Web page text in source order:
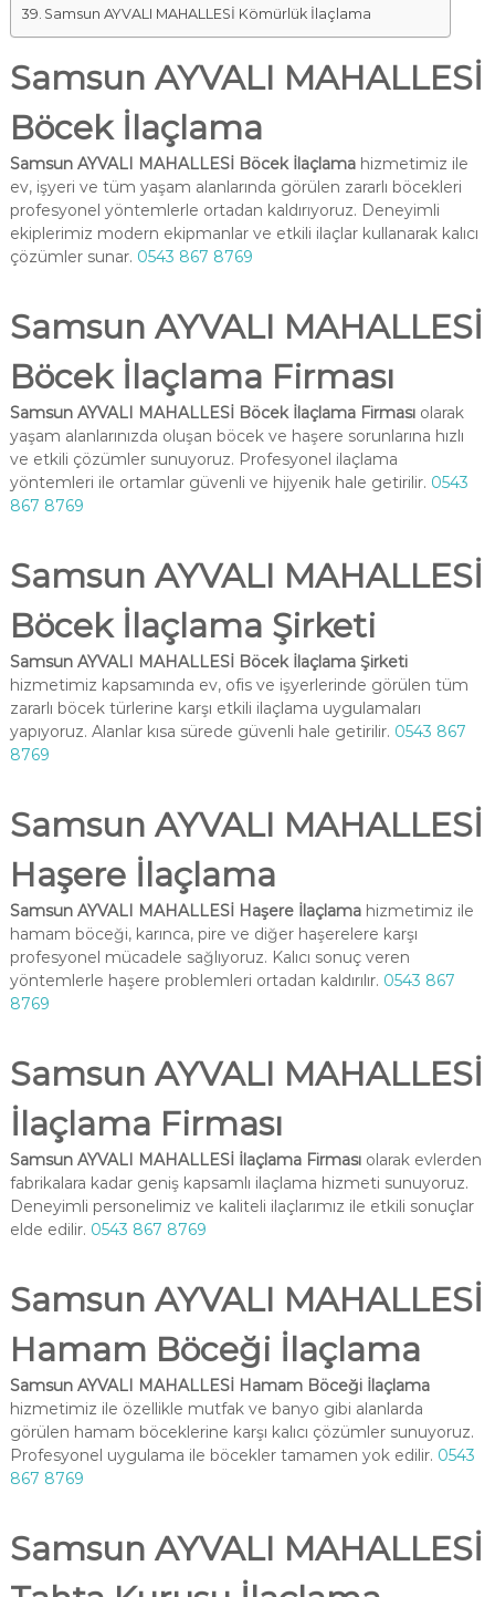
Samsun AYVALI MAHALLESİ Kömürlük İlaçlama
Samsun AYVALI MAHALLESİ
Böcek İlaçlama
Samsun AYVALI MAHALLESİ Böcek İlaçlamahizmetimiz ile
ev, işyeri ve tüm yaşam alanlarında görülen zararlı böcekleri
profesyonel yöntemlerle ortadan kaldırıyoruz. Deneyimli
ekiplerimiz modern ekipmanlar ve etkili ilaçlar kullanarak kalıcı
çözümler sunar. 0543 867 8769
Samsun AYVALI MAHALLESİ
Böcek İlaçlama Firması
Samsun AYVALI MAHALLESİ Böcek İlaçlama Firmasıolarak
yaşam alanlarınızda oluşan böcek ve haşere sorunlarına hızlı
ve etkili çözümler sunuyoruz. Profesyonel ilaçlama
yöntemleri ile ortamlar güvenli ve hijyenik hale getirilir. 0543
867 8769
Samsun AYVALI MAHALLESİ
Böcek İlaçlama Şirketi
Samsun AYVALI MAHALLESİ Böcek İlaçlama Şirketi
hizmetimiz kapsamında ev, ofis ve işyerlerinde görülen tüm
zararlı böcek türlerine karşı etkili ilaçlama uygulamaları
yapıyoruz. Alanlar kısa sürede güvenli hale getirilir. 0543 867
8769
Samsun AYVALI MAHALLESİ
Haşere İlaçlama
Samsun AYVALI MAHALLESİ Haşere İlaçlamahizmetimiz ile
hamam böceği, karınca, pire ve diğer haşerelere karşı
profesyonel mücadele sağlıyoruz. Kalıcı sonuç veren
yöntemlerle haşere problemleri ortadan kaldırılır. 0543 867
8769
Samsun AYVALI MAHALLESİ
İlaçlama Firması
Samsun AYVALI MAHALLESİ İlaçlama Firmasıolarak evlerden
fabrikalara kadar geniş kapsamlı ilaçlama hizmeti sunuyoruz.
Deneyimli personelimiz ve kaliteli ilaçlarımız ile etkili sonuçlar
elde edilir. 0543 867 8769
Samsun AYVALI MAHALLESİ
Hamam Böceği İlaçlama
Samsun AYVALI MAHALLESİ Hamam Böceği İlaçlama
hizmetimiz ile özellikle mutfak ve banyo gibi alanlarda
görülen hamam böceklerine karşı kalıcı çözümler sunuyoruz.
Profesyonel uygulama ile böcekler tamamen yok edilir. 0543
867 8769
Samsun AYVALI MAHALLESİ